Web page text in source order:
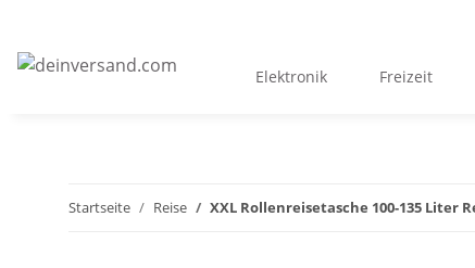
Elektronik Freizeit
Startseite Reise XXL Rollenreisetasche 100-135 Liter